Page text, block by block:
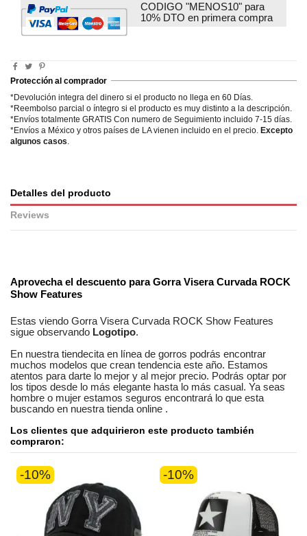
CODIGO "MENOS10" para
10% DTO en primera compra
Protección al comprador
*Devolución integra del dinero si el producto no llega en 60 Días.
*Reembolso parcial o íntegro si el producto es muy distinto a la descripción.
*Envíos totalmente GRATIS Con numero de Seguimiento incluido 7-15 días.
*Envíos a México y otros países de LA vienen incluido en el precio. Excepto
algunos casos.
Detalles del producto
Reviews
Aprovecha el descuento paraGorra Visera Curvada ROCK
Show Features
Estas viendo Gorra Visera Curvada ROCK Show Features
sigue observando Logotipo.
En nuestra tiendecita en línea de gorros podrás encontrar
muchos modelos que crean tendencia este año. Estamos
atentos para darte lo mejor y al mejor precio. Podrás optar por
los tipos desde lo más elegante hasta lo más casual. Ya seas
hombre o mujer estamos seguros encontrará lo que esta
buscando en nuestra tienda online .
Los clientes que adquirieron este producto también
compraron:
-10% -10%